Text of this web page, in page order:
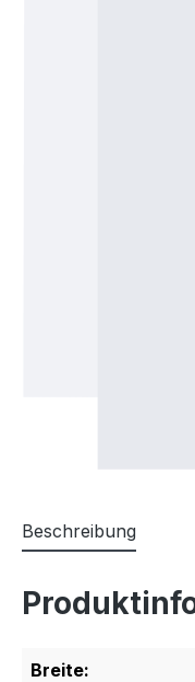
Beschreibung
Breite: